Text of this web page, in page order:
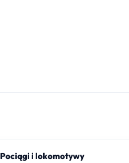
Pociągi i lokomotywy